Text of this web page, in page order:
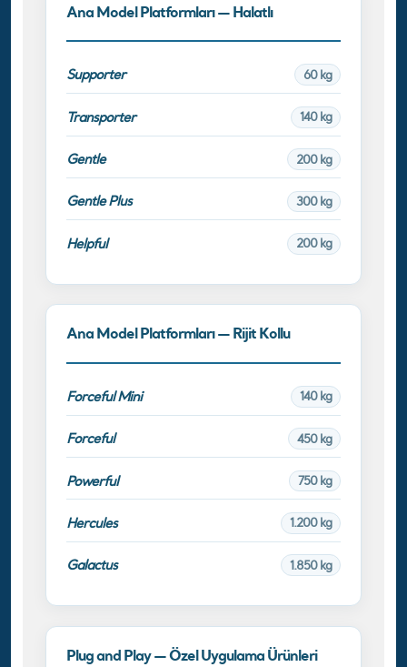
Ana Model Platformları — Halatlı
Supporter 60 kg
Transporter 140 kg
Gentle 200 kg
Gentle Plus 300 kg
Helpful 200 kg
Ana Model Platformları — Rijit Kollu
Forceful Mini 140 kg
Forceful 450 kg
Powerful 750 kg
Hercules 1.200 kg
Galactus 1.850 kg
Plug and Play — Özel Uygulama Ürünleri